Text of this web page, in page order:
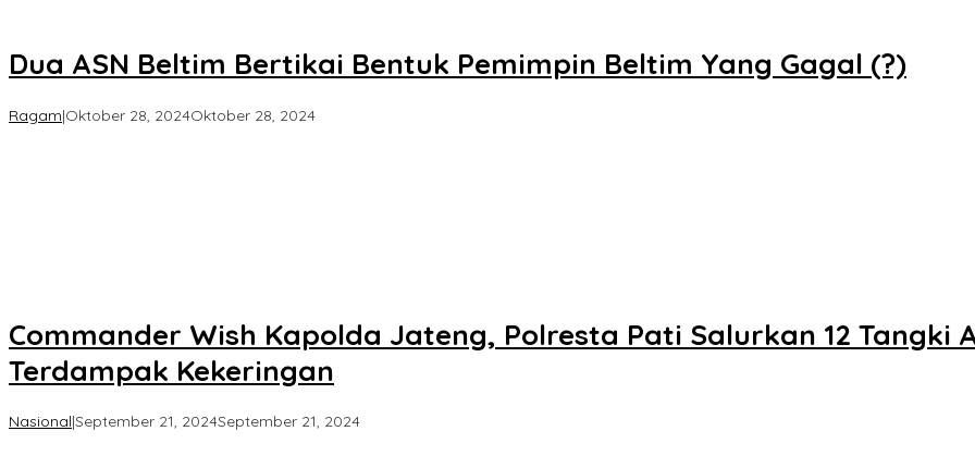
Dua ASN Beltim Bertikai Bentuk Pemimpin Beltim Yang Gagal (?)
Ragam|Oktober 28, 2024Oktober 28, 2024oleh
Commander Wish Kapolda Jateng, Polresta Pati Salurkan 12 Tangki
Terdampak Kekeringan
Nasional|September 21, 2024September 21, 2024oleh